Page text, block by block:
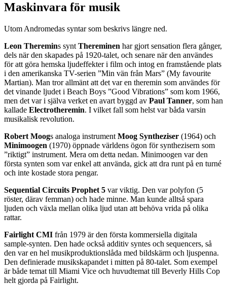
Maskinvara för musik
Utom Andromedas syntar som beskrivs längre ned.
Leon Theremins synt Thereminen har gjort sensation flera gånger,
dels när den skapades på 1920-talet, och senare när den användes
för att göra hemska ljudeffekter i film och intog en framstående plats
i den amerikanska TV-serien ”Min vän från Mars” (My favourite
Martian). Man tror allmänt att det var en theremin som användes för
det vinande ljudet i Beach Boys ”Good Vibrations” som kom 1966,
men det var i själva verket en avart byggd av Paul Tanner, som han
kallade Electrotheremin. I vilket fall som helst var båda varsin
musikalisk revolution.
Robert Moogs analoga instrument Moog Syntheziser (1964) och
Minimoogen (1970) öppnade världens ögon för synthezisern som
”riktigt” instrument. Mera om detta nedan. Minimoogen var den
första synten som var enkel att använda, gick att dra runt på en turné
och inte kostade stora pengar.
Sequential Circuits Prophet 5 var viktig. Den var polyfon (5
röster, därav femman) och hade minne. Man kunde alltså spara
ljuden och växla mellan olika ljud utan att behöva vrida på olika
rattar.
Fairlight CMI från 1979 är den första kommersiella digitala
sample-synten. Den hade också additiv syntes och sequencers, så
den var en hel musikproduktionslåda med bildskärm och ljuspenna.
Den definierade musikskapandet i mitten på 80-talet. Som exempel
är både temat till Miami Vice och huvudtemat till Beverly Hills Cop
helt gjorda på Fairlight.